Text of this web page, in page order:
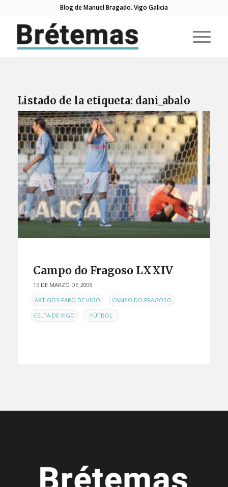
Blog de Manuel Bragado. Vigo Galicia
Listado de la etiqueta: dani_abalo
Campo do Fragoso LXXIV
15 DE MARZO DE 2009
ENARTIGOS FARO DE VIGO , CAMPO DO FRAGOSO ,
CELTA DE VIGO , FÚTBOL